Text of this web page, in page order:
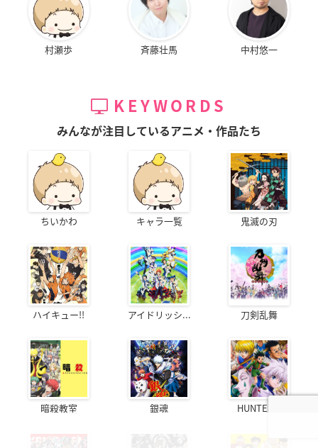
村瀬歩 斉藤壮馬 中村悠一
KEYWORDS
みんなが注目しているアニメ・作品たち
ちいかわ キャラ一覧 鬼滅の刃
ハイキュー!! アイドリッシ... 刀剣乱舞
暗殺教室 銀魂 HUNTER...